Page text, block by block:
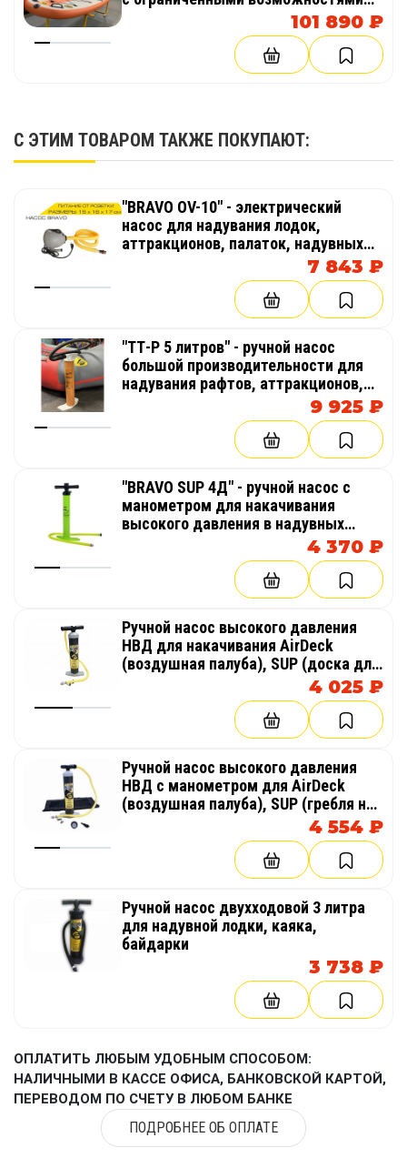
101 890 ₽
С ЭТИМ ТОВАРОМ ТАКЖЕ ПОКУПАЮТ:
"BRAVO OV-10" - электрический
насос для надувания лодок,
аттракционов, палаток, надувных
7 843 ₽
"ТТ-Р 5 литров" - ручной насос
большой производительности для
надувания рафтов, аттракционов,
палаток, катамаранов, лодок9 925 ₽
"BRAVO SUP 4Д" - ручной насос с
манометром для накачивания
высокого давления в надувных
изделиях из AirDeck (воздушная
палуба), SUP (гребля на доске стоя)
4 370 ₽
Ручной насос высокого давления
НВД для накачивания AirDeck
(воздушная палуба), SUP (доска для
4 025 ₽
Ручной насос высокого давления
НВД с манометром для AirDeck
(воздушная палуба), SUP (гребля на
4 554 ₽
Ручной насос двухходовой 3 литра
для надувной лодки, каяка,
байдарки
3 738 ₽
ОПЛАТИТЬ ЛЮБЫМ УДОБНЫМ СПОСОБОМ:
НАЛИЧНЫМИ В КАССЕ ОФИСА, БАНКОВСКОЙ КАРТОЙ,
ПЕРЕВОДОМ ПО СЧЕТУ В ЛЮБОМ БАНКЕ
ПОДРОБНЕЕ ОБ ОПЛАТЕ